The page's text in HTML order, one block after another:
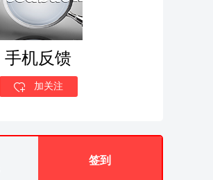
手机反馈
加关注
签到